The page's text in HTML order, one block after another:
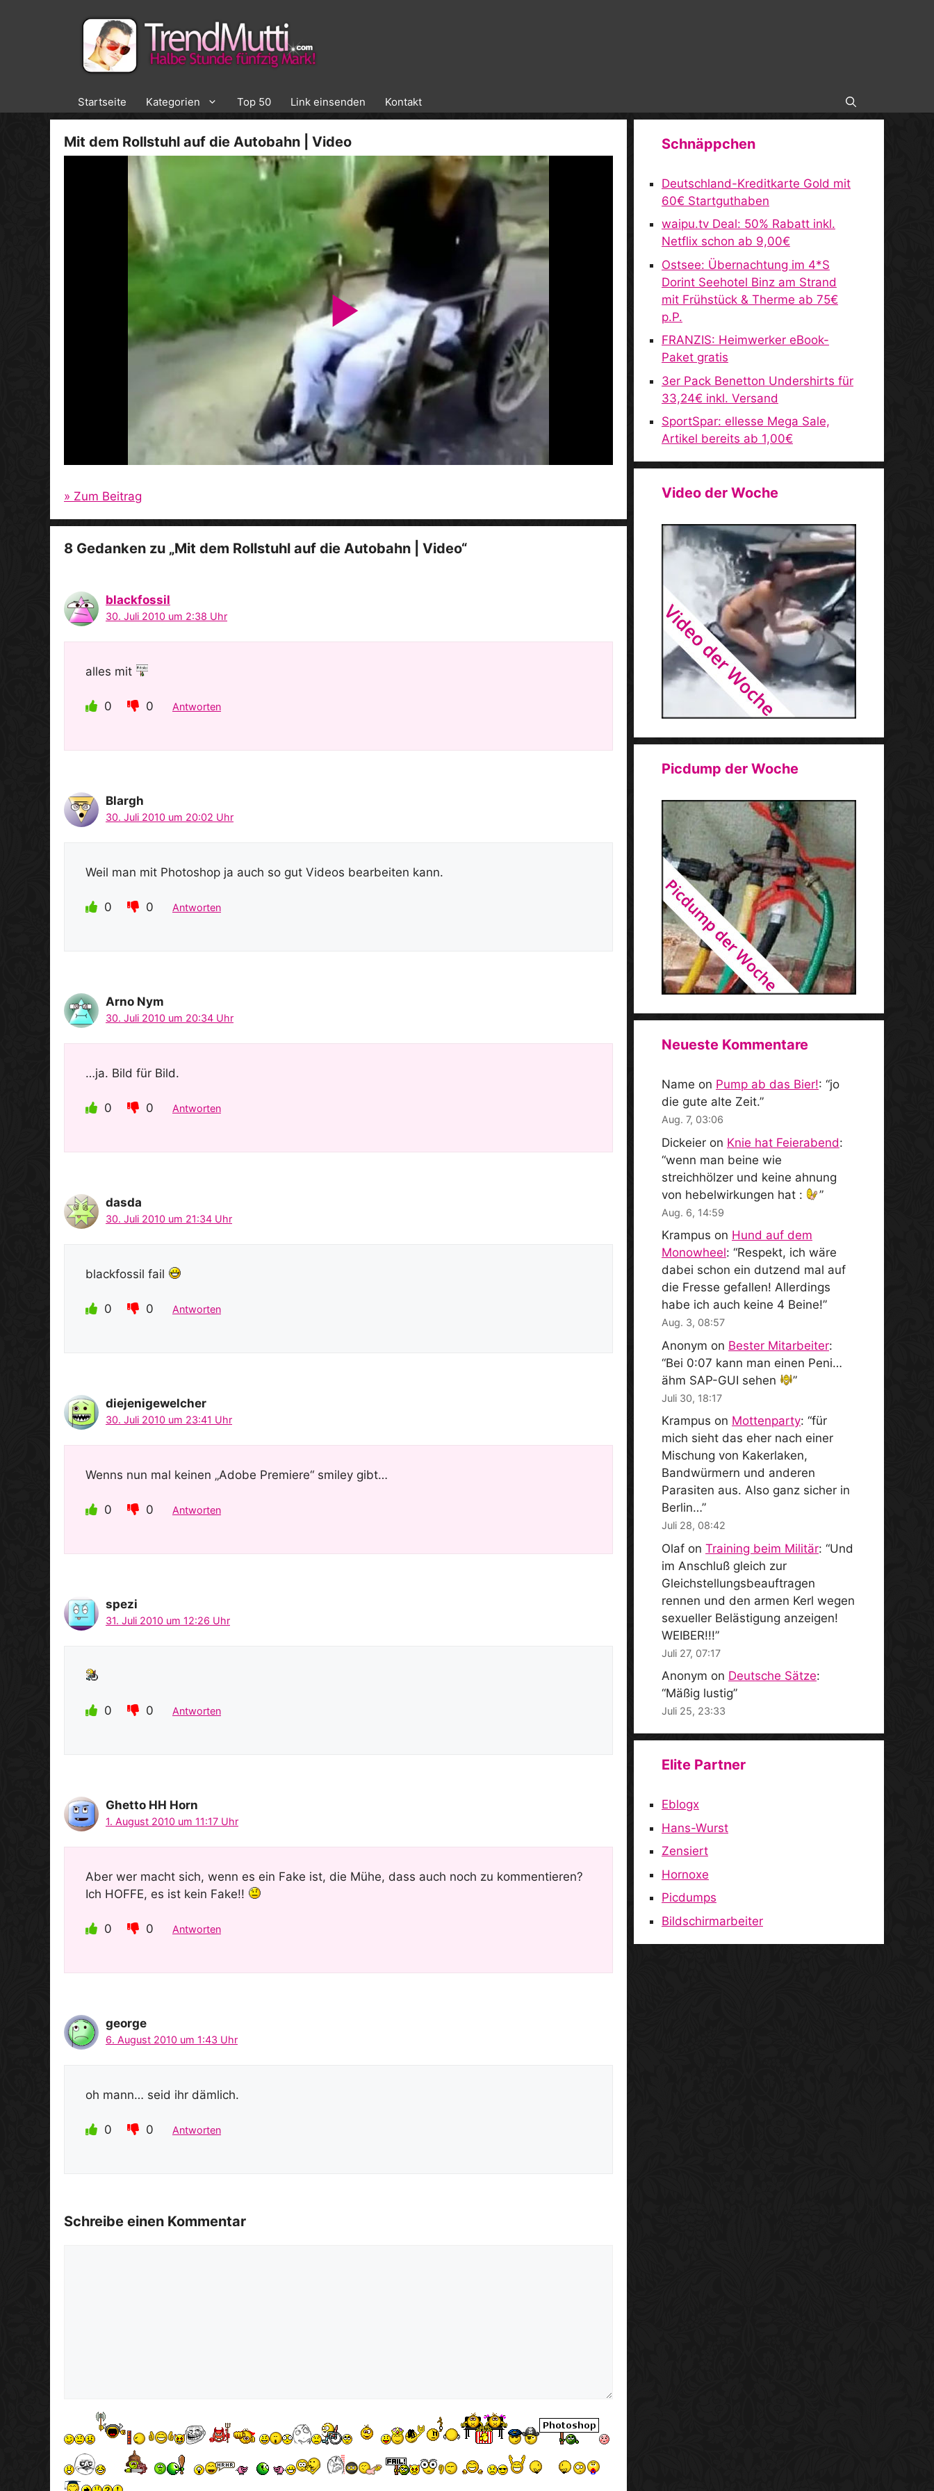
Startseite Kategorien Top 50 Link einsenden Kontakt
Mit dem Rollstuhl auf die Autobahn | Video
P
l
a
y
V
d
» Zum Beitrag
8 Gedanken zu „Mit dem Rollstuhl auf die Autobahn | Video“
blackfossil
30. Juli 2010 um 2:38 Uhr
alles mit
0 0 Antworten
Blargh
30. Juli 2010 um 20:02 Uhr
Weil man mit Photoshop ja auch so gut Videos bearbeiten kann.
0 0 Antworten
Arno Nym
30. Juli 2010 um 20:34 Uhr
…ja. Bild für Bild.
0 0 Antworten
dasda
30. Juli 2010 um 21:34 Uhr
blackfossil fail
0 0 Antworten
diejenigewelcher
30. Juli 2010 um 23:41 Uhr
Wenns nun mal keinen „Adobe Premiere“ smiley gibt…
0 0 Antworten
spezi
31. Juli 2010 um 12:26 Uhr
0 0 Antworten
Ghetto HH Horn
1. August 2010 um 11:17 Uhr
Aber wer macht sich, wenn es ein Fake ist, die Mühe, dass auch noch zu kommentieren?
Ich HOFFE, es ist kein Fake!!
0 0 Antworten
george
6. August 2010 um 1:43 Uhr
oh mann… seid ihr dämlich.
0 0 Antworten
Schreibe einen Kommentar
Schnäppchen
Deutschland-Kreditkarte Gold mit
60€ Startguthaben
waipu.tv Deal: 50% Rabatt inkl.
Netflix schon ab 9,00€
Ostsee: Übernachtung im 4*S
Dorint Seehotel Binz am Strand
mit Frühstück & Therme ab 75€
p.P.
FRANZIS: Heimwerker eBook-
Paket gratis
3er Pack Benetton Undershirts für
33,24€ inkl. Versand
SportSpar: ellesse Mega Sale,
Artikel bereits ab 1,00€
Video der Woche
Picdump der Woche
Neueste Kommentare
Name on Pump ab das Bier!: “jo
die gute alte Zeit.”
Aug. 7, 03:06
Dickeier on Knie hat Feierabend:
“wenn man beine wie
streichhölzer und keine ahnung
von hebelwirkungen hat :
”
Aug. 6, 14:59
Krampus on Hund auf dem
Monowheel: “Respekt, ich wäre
dabei schon ein dutzend mal auf
die Fresse gefallen! Allerdings
habe ich auch keine 4 Beine!”
Aug. 3, 08:57
Anonym on Bester Mitarbeiter:
“Bei 0:07 kann man einen Peni…
ähm SAP-GUI sehen
”
Juli 30, 18:17
Krampus on Mottenparty: “für
mich sieht das eher nach einer
Mischung von Kakerlaken,
Bandwürmern und anderen
Parasiten aus. Also ganz sicher in
Berlin…”
Juli 28, 08:42
Olaf on Training beim Militär: “Und
im Anschluß gleich zur
Gleichstellungsbeauftragen
rennen und den armen Kerl wegen
sexueller Belästigung anzeigen!
WEIBER!!!”
Juli 27, 07:17
Anonym on Deutsche Sätze:
“Mäßig lustig”
Juli 25, 23:33
Elite Partner
Eblogx
Hans-Wurst
Zensiert
Hornoxe
Picdumps
Bildschirmarbeiter